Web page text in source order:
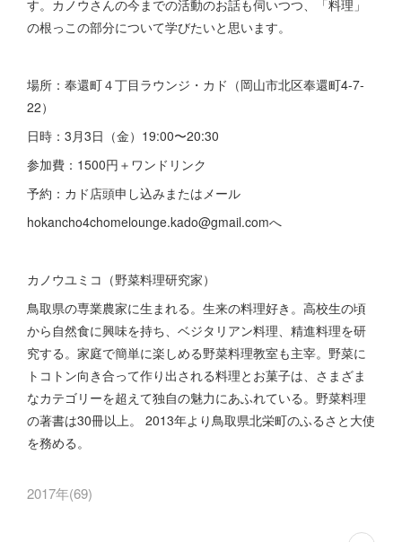
す。カノウさんの今までの活動のお話も伺いつつ、「料理」
の根っこの部分について学びたいと思います。
場所：奉還町４丁目ラウンジ・カド（岡山市北区奉還町4-7-
22）
日時：3月3日（金）19:00〜20:30
参加費：1500円＋ワンドリンク
予約：カド店頭申し込みまたはメール
hokancho4chomelounge.kado@gmail.comへ
カノウユミコ（野菜料理研究家）
鳥取県の専業農家に生まれる。生来の料理好き。高校生の頃
から自然食に興味を持ち、ベジタリアン料理、精進料理を研
究する。家庭で簡単に楽しめる野菜料理教室も主宰。野菜に
トコトン向き合って作り出される料理とお菓子は、さまざま
なカテゴリーを超えて独自の魅力にあふれている。野菜料理
の著書は30冊以上。 2013年より鳥取県北栄町のふるさと大使
を務める。
2017年(69)